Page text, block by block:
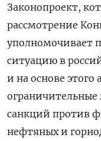
Законопроект,
рассмотрение
уполномочивает
ситуацию в
и на основе
ограничительные
санкций против
нефтяных и